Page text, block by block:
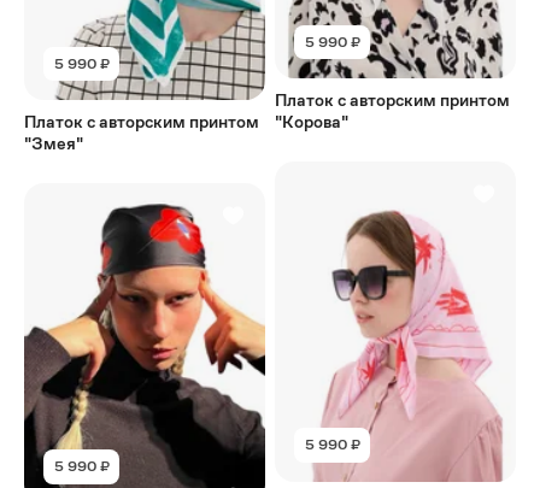
5 990 ₽
Платок с авторским принтом
"Змея"
5 990 ₽
5 990 ₽
Платок с авторским принтом
"Корова"
5 990 ₽